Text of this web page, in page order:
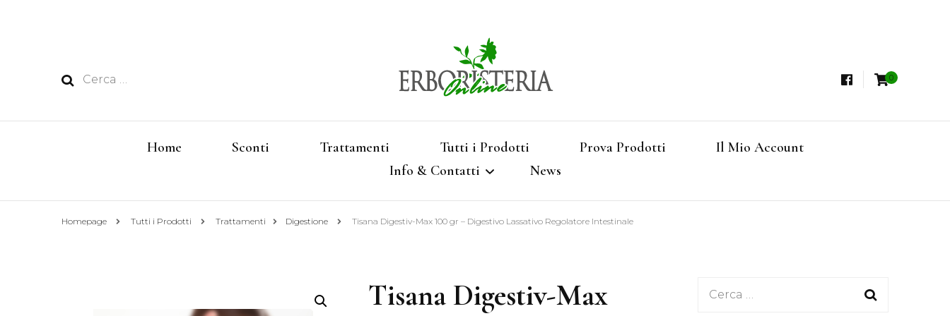
Ricerca
Erboristeria
Shop Online
Vendita di Botaniche, Erbe e Spezie Officinali, Tisane Terapeutiche Esclusive, Tè Pregiati
0
Home Sconti Trattamenti Tutti i Prodotti Prova Prodotti
Il Mio Account
Info & Contatti
Privacy e Cookies
News
Homepage Tutti i Prodotti Trattamenti Digestione Tisana Digestiv-Max 100 gr – Digestivo Lassativo Regolatore Intestinale
Tisana Digestiv-Max
Ricerca